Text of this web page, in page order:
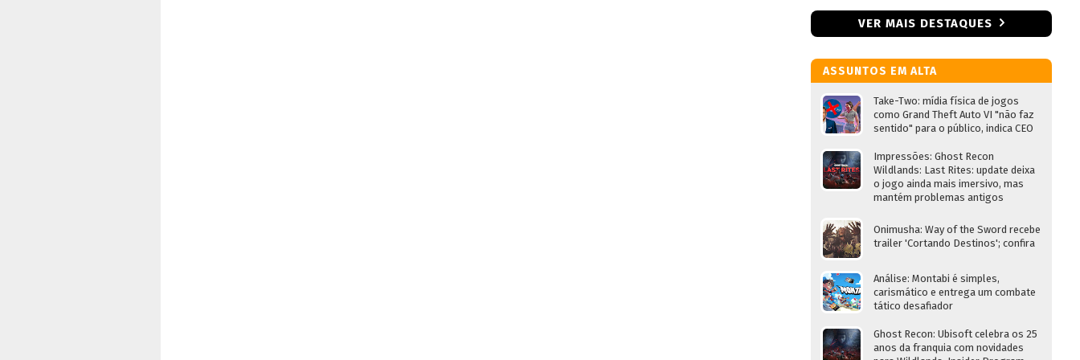
VER MAIS DESTAQUES
ASSUNTOS EM ALTA
Take-Two: mídia física de jogos
como Grand Theft Auto VI "não faz
sentido" para o público, indica CEO
Impressões: Ghost Recon
Wildlands: Last Rites: update deixa
o jogo ainda mais imersivo, mas
mantém problemas antigos
Onimusha: Way of the Sword recebe
trailer 'Cortando Destinos'; confira
Análise: Montabi é simples,
carismático e entrega um combate
tático desafiador
Ghost Recon: Ubisoft celebra os 25
anos da franquia com novidades